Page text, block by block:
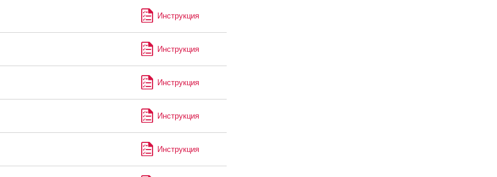
Инструкция
Инструкция
Инструкция
Инструкция
Инструкция